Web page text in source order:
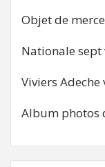
Objet de
Nationale
Viviers
Album photos